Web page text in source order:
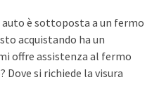
auto è sottoposta a un fermo
acquistando ha un
offre assistenza al fermo
si richiede la visura